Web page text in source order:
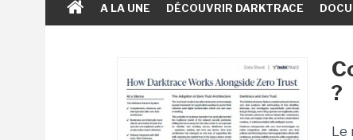
A LA UNE DÉCOUVRIR DARKTRACE
?
Le